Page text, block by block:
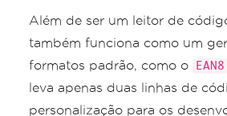
// Specifying a crop
CropArea
= new
// If a Code39
character sets
Além de ser um leitor de
também funciona como um
formatos padrão, como o
EAN8
leva apenas duas linhas de
personalização para os